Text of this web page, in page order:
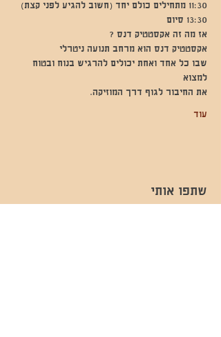
11:30 מתחילים כולם יחד (חשוב להגיע לפני קצת)
13:30 סיום
אז מה זה אקסטטיק דנס ?
אקסטטיק דנס הוא מרחב תנועה ניטרלי
שבו כל אחד ואחת יכולים להרגיש בנוח ובטוח
למצוא
את החיבור לגוף דרך המוזיקה.
עוד
שתפו אותי